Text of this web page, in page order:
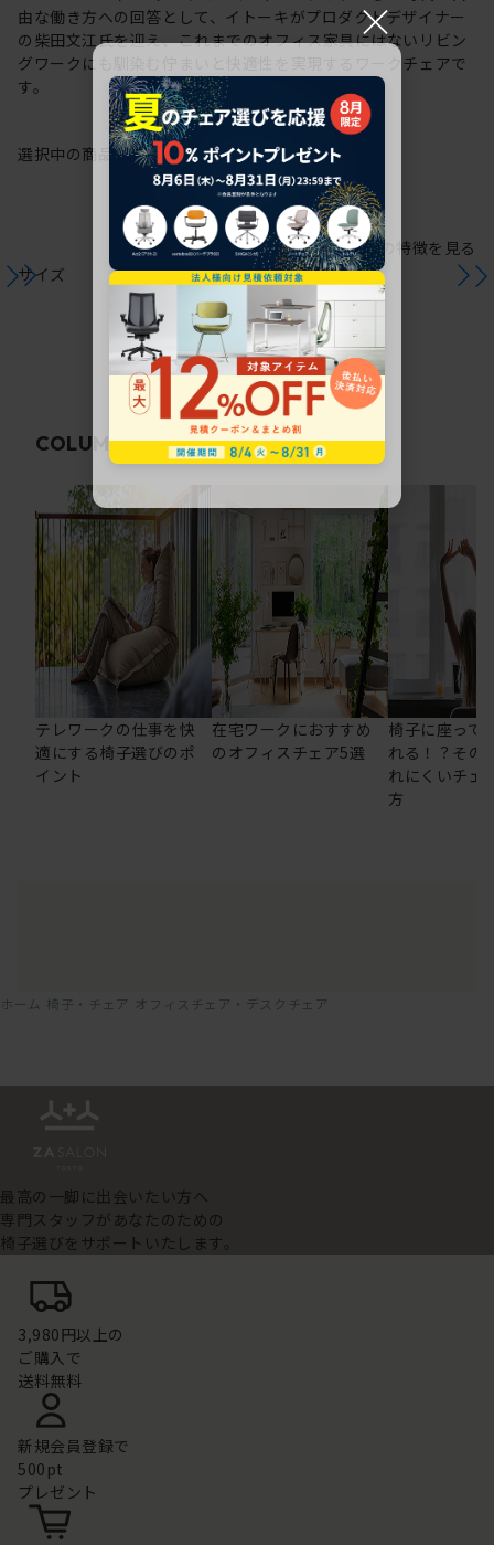
由な働き方への回答として、イトーキがプロダクトデザイナー
の柴田文江氏を迎え、これまでのオフィス家具にはないリビン
グワークにも馴染む佇まいと快適性を実現するワークチェアで
す。
選択中の商品情報保証注意事項
サイズ
シリーズの特徴を見る
COLUMN関連コラム
テレワークの仕事を快
適にする椅子選びのポ
イント
在宅ワークにおすすめ
のオフィスチェア5選
椅子に座って
れる！？その
れにくいチェ
方
ホーム 椅子・チェア オフィスチェア・デスクチェア
最高の一脚に出会いたい方へ
専門スタッフがあなたのための
椅子選びをサポートいたします。
3,980円以上の
ご購入で
送料無料
新規会員登録で
500pt
プレゼント
×